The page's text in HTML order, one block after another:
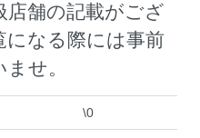
舗の記載がござ
になる際には事前
せ。
\0